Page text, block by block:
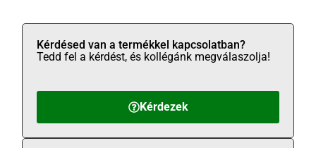
Kérdezek
Kérdésed van a termékkel kapcsolatban?
Tedd fel a kérdést, és kollégánk megválaszolja!